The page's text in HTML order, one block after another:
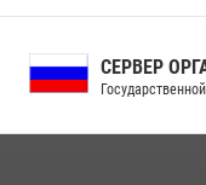
СЕРВЕР ОРГАНОВ
Государственной власти РФ